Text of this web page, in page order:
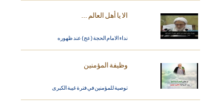
الا يا أهل العالم ...
نداء الامام الحجة (عج) عند ظهوره
وظيفة المؤمنين
توصية للمؤمنين في فترة غيبة الكبرى